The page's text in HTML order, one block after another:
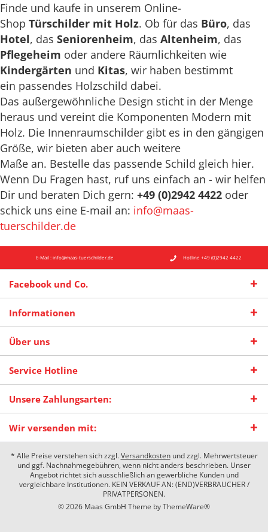
Finde und kaufe in unserem Online-
Shop Türschilder mit Holz. Ob für das Büro, das
Hotel, das Seniorenheim, das Altenheim, das
Pflegeheim oder andere Räumlichkeiten wie
Kindergärten und Kitas, wir haben bestimmt
ein passendes Holzschild dabei.
Das außergewöhnliche Design sticht in der Menge
heraus und vereint die Komponenten Modern mit
Holz. Die Innenraumschilder gibt es in den gängigen
Größe, wir bieten aber auch weitere
Maße an. Bestelle das passende Schild gleich hier.
Wenn Du Fragen hast, ruf uns einfach an - wir helfen
Dir und beraten Dich gern: +49 (0)2942 4422 oder
schick uns eine E-mail an: info@maas-
tuerschilder.de
E-Mail : info@maas-tuerschilder.de Hotline +49 (0)2942 4422
Facebook und Co.
Informationen
Über uns
Service Hotline
Unsere Zahlungsarten:
Wir versenden mit:
* Alle Preise verstehen sich zzgl.Versandkostenund zzgl. Mehrwertsteuer
und ggf. Nachnahmegebühren, wenn nicht anders beschrieben. Unser
Angebot richtet sich ausschließlich an gewerbliche Kunden und
vergleichbare Institutionen. KEIN VERKAUF AN: (END)VERBRAUCHER /
PRIVATPERSONEN.
© 2026 Maas GmbH Theme byThemeWare®